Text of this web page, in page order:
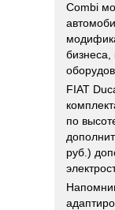
Combi
FIAT
по
руб.)